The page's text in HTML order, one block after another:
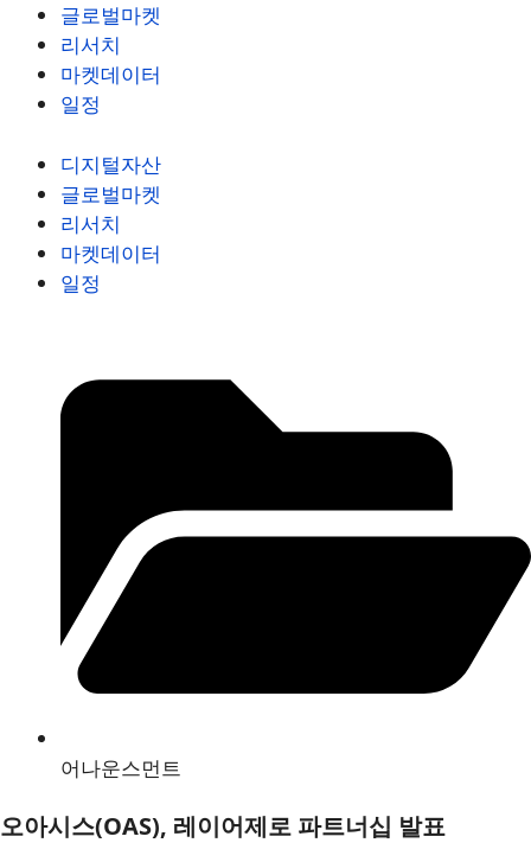
글로벌마켓
리서치
마켓데이터
일정
디지털자산
글로벌마켓
리서치
마켓데이터
일정
어나운스먼트
오아시스(OAS), 레이어제로 파트너십 발표